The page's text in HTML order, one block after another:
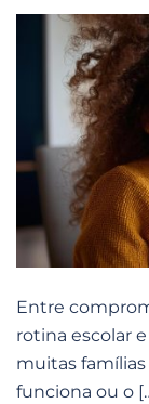
Entre
rotina escolar
muitas
funciona ou o